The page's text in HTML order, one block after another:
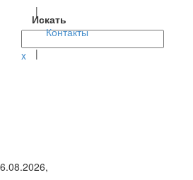
Искать
x
|
Контакты
|
6.08.2026,